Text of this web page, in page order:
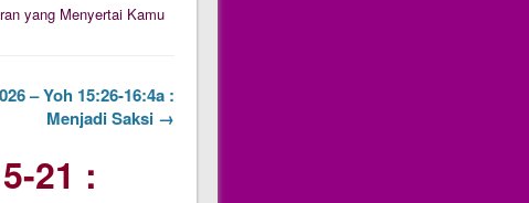
yang Menyertai Kamu
– Yoh 15:26-16:4a :
Menjadi Saksi →
21 :